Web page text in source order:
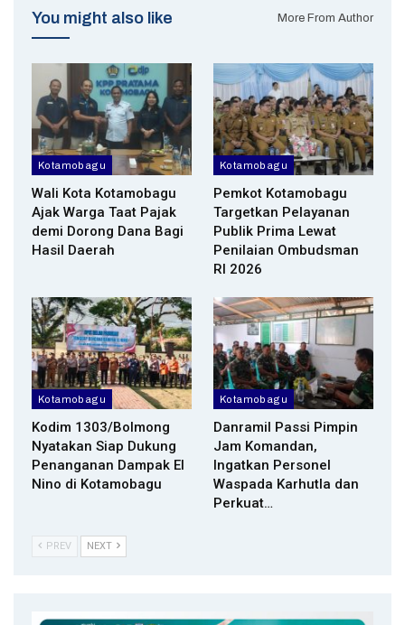
You might also like More From Author
Kotamobagu
Wali Kota Kotamobagu
Ajak Warga Taat Pajak
demi Dorong Dana Bagi
Hasil Daerah
Kotamobagu
Pemkot Kotamobagu
Targetkan Pelayanan
Publik Prima Lewat
Penilaian Ombudsman
RI 2026
Kotamobagu
Kodim 1303/Bolmong
Nyatakan Siap Dukung
Penanganan Dampak El
Nino di Kotamobagu
Kotamobagu
Danramil Passi Pimpin
Jam Komandan,
Ingatkan Personel
Waspada Karhutla dan
Perkuat…
PREV NEXT